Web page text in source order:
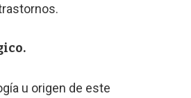
u origen de este